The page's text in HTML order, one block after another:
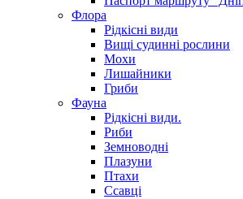
Флора
Рідкісні види
Вищі судинні рослини
Мохи
Лишайники
Гриби
Фауна
Рідкісні види.
Риби
Земноводні
Плазуни
Птахи
Ссавці